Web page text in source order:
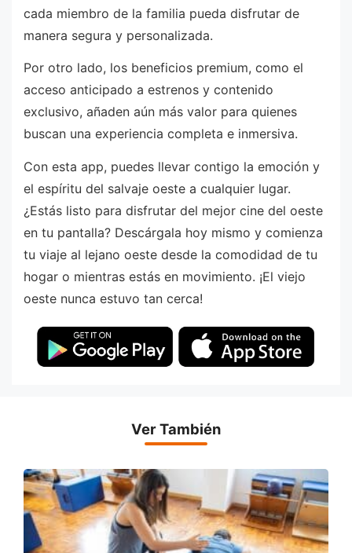
cada miembro de la familia pueda disfrutar de
manera segura y personalizada.
Por otro lado, los beneficios premium, como el
acceso anticipado a estrenos y contenido
exclusivo, añaden aún más valor para quienes
buscan una experiencia completa e inmersiva.
Con esta app, puedes llevar contigo la emoción y
el espíritu del salvaje oeste a cualquier lugar.
¿Estás listo para disfrutar del mejor cine del oeste
en tu pantalla? Descárgala hoy mismo y comienza
tu viaje al lejano oeste desde la comodidad de tu
hogar o mientras estás en movimiento. ¡El viejo
oeste nunca estuvo tan cerca!
Ver También